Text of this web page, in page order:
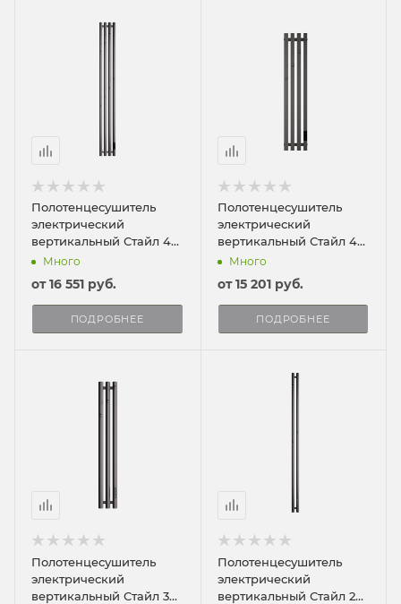
Полотенцесушитель
электрический
вертикальный Стайл 4
150/18
Много
от16 551 руб.
ПОДРОБНЕЕ
Полотенцесушитель
электрический
вертикальный Стайл 4
90/18
Много
от15 201 руб.
ПОДРОБНЕЕ
Полотенцесушитель
электрический
вертикальный Стайл 3
Полотенцесушитель
электрический
вертикальный Стайл 2